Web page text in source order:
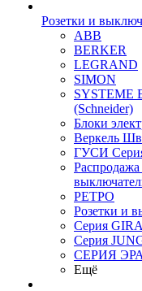
Розетки и
ABB
BERKER
LEGRAND
SIMON
SYSTEME
(Schneider)
Блоки
Веркель
ГУСИ
Распродажа
РЕТРО
Розетки и
Серия GIRA
Серия
СЕРИЯ ЭРА
Ещё